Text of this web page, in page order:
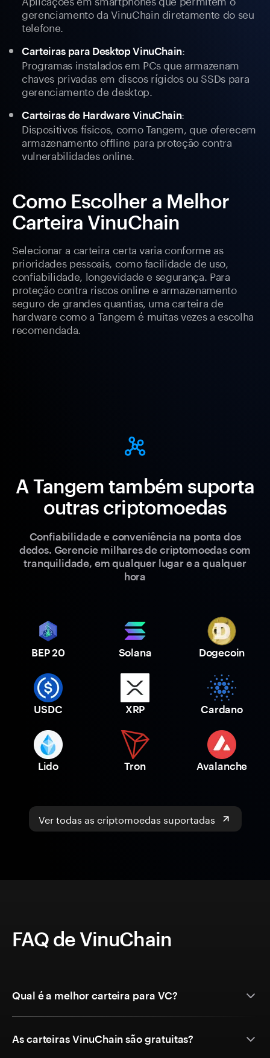
gerenciamento da VinuChain diretamente do seu
telefone.
Carteiras para Desktop VinuChain:
Programas instalados em PCs que armazenam
chaves privadas em discos rígidos ou SSDs para
gerenciamento de desktop.
Carteiras de Hardware VinuChain:
Dispositivos físicos, como Tangem, que oferecem
armazenamento offline para proteção contra
vulnerabilidades online.
Como Escolher a Melhor
Carteira VinuChain
Selecionar a carteira certa varia conforme as
prioridades pessoais, como facilidade de uso,
confiabilidade, longevidade e segurança. Para
proteção contra riscos online e armazenamento
seguro de grandes quantias, uma carteira de
hardware como a Tangem é muitas vezes a escolha
recomendada.
A Tangem também suporta
outras criptomoedas
Confiabilidade e conveniência na ponta dos
dedos. Gerencie milhares de criptomoedas com
tranquilidade, em qualquer lugar e a qualquer
hora
BEP 20 Solana Dogecoin
USDC XRP Cardano
Lido Tron Avalanche
Ver todas as criptomoedas suportadas
FAQ de VinuChain
Qual é a melhor carteira para VC?
As carteiras VinuChain são gratuitas?